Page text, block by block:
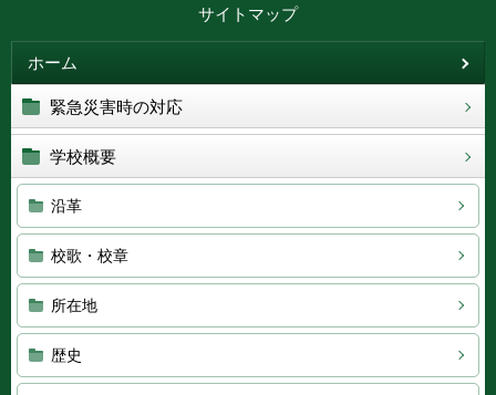
サイトマップ
ホーム
緊急災害時の対応
学校概要
沿革
校歌・校章
所在地
歴史